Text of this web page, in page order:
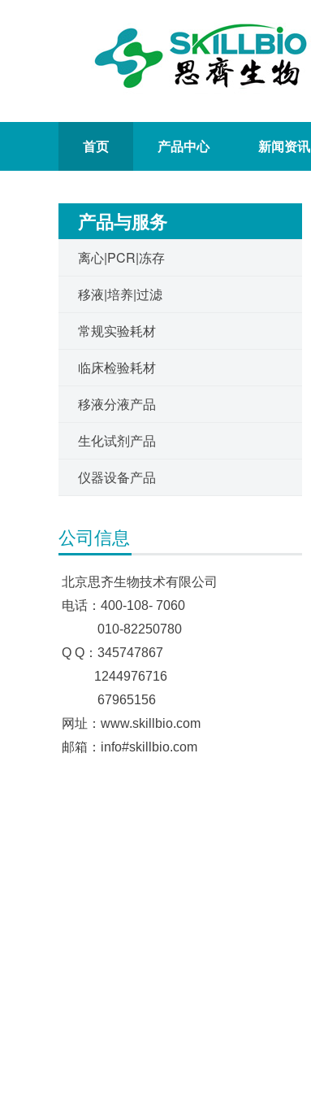
首页 产品中心 新闻资讯
产品与服务
离心|PCR|冻存
移液|培养|过滤
常规实验耗材
临床检验耗材
移液分液产品
生化试剂产品
仪器设备产品
公司信息
北京思齐生物技术有限公司
电话：400-108- 7060
010-82250780
Q Q：345747867
1244976716
67965156
网址：www.skillbio.com
邮箱：info#skillbio.com